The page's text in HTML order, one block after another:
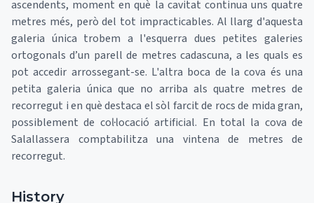
ascendents, moment en què la cavitat continua uns quatre
metres més, però del tot impracticables. Al llarg d'aquesta
galeria única trobem a l'esquerra dues petites galeries
ortogonals d’un parell de metres cadascuna, a les quals es
pot accedir arrossegant-se. L'altra boca de la cova és una
petita galeria única que no arriba als quatre metres de
recorregut i en què destaca el sòl farcit de rocs de mida gran,
possiblement de col·locació artificial. En total la cova de
Salallassera comptabilitza una vintena de metres de
recorregut.
History